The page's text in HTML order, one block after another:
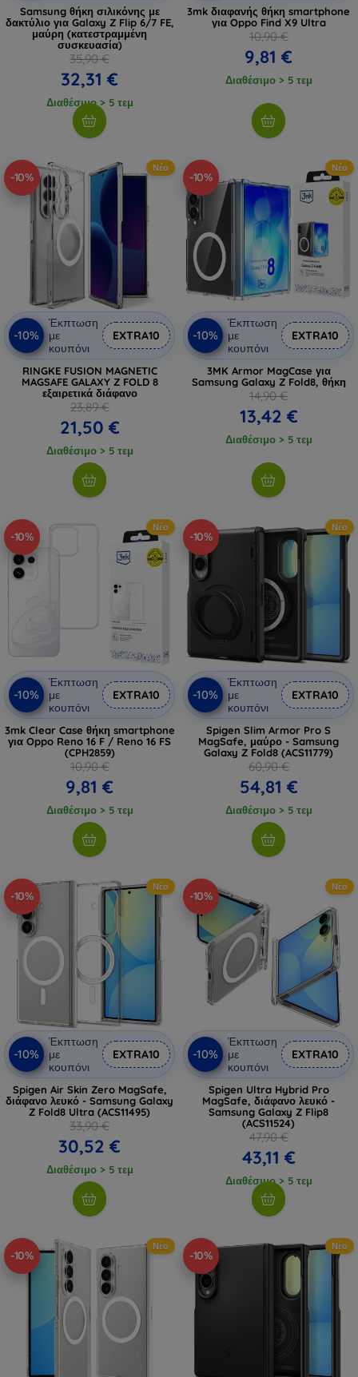
Samsung θήκη σιλικόνης με
δακτύλιο για Galaxy Z Flip 6/7 FE,
μαύρη (κατεστραμμένη
συσκευασία)
35,90 €
32,31 €
Διαθέσιμο > 5 τεμ
3mk διαφανής θήκη smartphone
για Oppo Find X9 Ultra
10,90 €
9,81 €
Διαθέσιμο > 5 τεμ
-10%
Νέο
-10%
Έκπτωση
με
κουπόνι
EXTRA10
RINGKE FUSION MAGNETIC
MAGSAFE GALAXY Z FOLD 8
εξαιρετικά διάφανο
23,89 €
21,50 €
Διαθέσιμο > 5 τεμ
-10%
Νέο
-10%
Έκπτωση
με
κουπόνι
EXTRA10
3MK Armor MagCase για
Samsung Galaxy Z Fold8, θήκη
14,90 €
13,42 €
Διαθέσιμο > 5 τεμ
-10%
Νέο
-10%
Έκπτωση
με
κουπόνι
EXTRA10
3mk Clear Case θήκη smartphone
για Oppo Reno 16 F / Reno 16 FS
(CPH2859)
10,90 €
9,81 €
Διαθέσιμο > 5 τεμ
-10%
Νέο
-10%
Έκπτωση
με
κουπόνι
EXTRA10
Spigen Slim Armor Pro S
MagSafe, μαύρο - Samsung
Galaxy Z Fold8 (ACS11779)
60,90 €
54,81 €
Διαθέσιμο > 5 τεμ
-10%
Νέο
-10%
Έκπτωση
με
κουπόνι
EXTRA10
Spigen Air Skin Zero MagSafe,
διάφανο λευκό - Samsung Galaxy
Z Fold8 Ultra (ACS11495)
33,90 €
30,52 €
Διαθέσιμο > 5 τεμ
-10%
Νέο
-10%
Έκπτωση
με
κουπόνι
EXTRA10
Spigen Ultra Hybrid Pro
MagSafe, διάφανο λευκό -
Samsung Galaxy Z Flip8
(ACS11524)
47,90 €
43,11 €
Διαθέσιμο > 5 τεμ
-10%
Νέο
-10%
Νέο